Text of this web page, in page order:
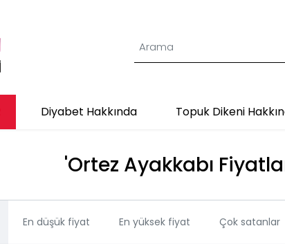
Diyabet Hakkında Topuk Dikeni
'Ortez Ayakkabı
En düşük fiyat En yüksek fiyat Çok satanlar